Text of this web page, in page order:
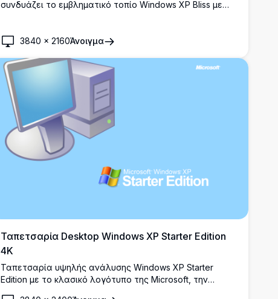
συνδυάζει το εμβληματικό τοπίο Windows XP Bliss με
λόφους και έναν υπέροχο ορίζοντα με διαβάθμιση μοβ-
3840 × 2160Άνοιγμα
Ταπετσαρία Desktop Windows XP Starter Edition
4K
Ταπετσαρία υψηλής ανάλυσης Windows XP Starter
Edition με το κλασικό λογότυπο της Microsoft, την